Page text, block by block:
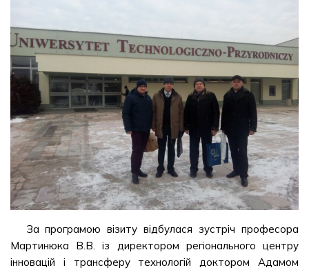
За програмою візиту відбулася зустріч професора
Мартинюка В.В. із директором регіонального центру
інновацій і трансферу технологій доктором Адамом